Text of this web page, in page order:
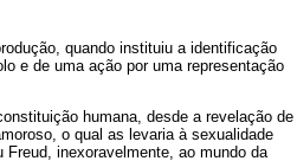
quando instituiu a identificação
e de uma ação por uma representação
humana, desde a revelação de
o qual as levaria à sexualidade
inexoravelmente, ao mundo da